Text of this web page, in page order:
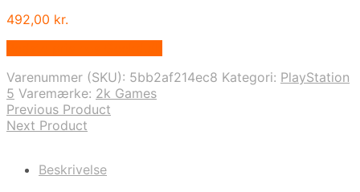
492,00 kr.
Varenummer (SKU): 5bb2af214ec8 Kategori: PlayStation
5 Varemærke: 2k Games
Previous Product
Next Product
Beskrivelse